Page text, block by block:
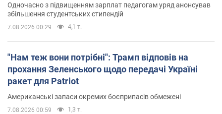
Одночасно з підвищенням зарплат педагогам уряд анонсував
збільшення студентських стипендій
7.08.2026 00:29 4,1 т.
"Нам теж вони потрібні": Трамп відповів на
прохання Зеленського щодо передачі Україні
ракет для Patriot
Американські запаси окремих боєприпасів обмежені
7.08.2026 00:59 1,3 т.